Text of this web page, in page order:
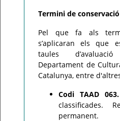
Termini de
Pel que fa als
s’aplicaran els que
taules
Departament de
Catalunya, entre
Codi TAAD 063.
classificades.
permanent.